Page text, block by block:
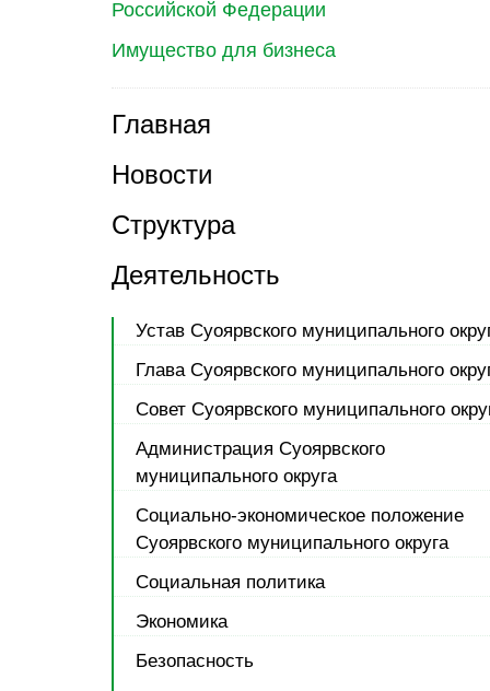
Российской Федерации
Имущество для бизнеса
Главная
Новости
Структура
Деятельность
Устав Суоярвского муниципального
Глава Суоярвского муниципального
Совет Суоярвского муниципального
Администрация Суоярвского
муниципального округа
Социально-экономическое положение
Суоярвского муниципального округа
Социальная политика
Экономика
Безопасность